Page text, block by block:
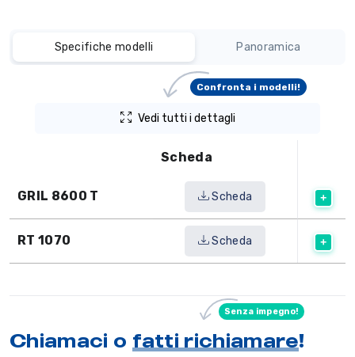
Specifiche modelli Panoramica
Vedi tutti i dettagli
Confronta i modelli!
Scheda
GRIL 8600 T Scheda
RT 1070 Scheda
Chiamaci o fatti richiamare!
Senza impegno!